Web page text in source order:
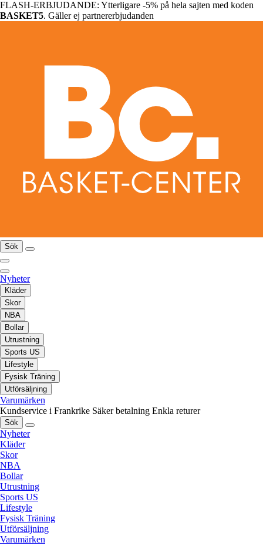
FLASH-ERBJUDANDE: Ytterligare -5% på hela sajten med koden
BASKET5. Gäller ej partnererbjudanden
Sök
Nyheter
Kläder
Skor
NBA
Bollar
Utrustning
Sports US
Lifestyle
Fysisk Träning
Utförsäljning
Varumärken
Kundservice i Frankrike Säker betalning Enkla returer
Sök
Nyheter
Kläder
Skor
NBA
Bollar
Utrustning
Sports US
Lifestyle
Fysisk Träning
Utförsäljning
Varumärken